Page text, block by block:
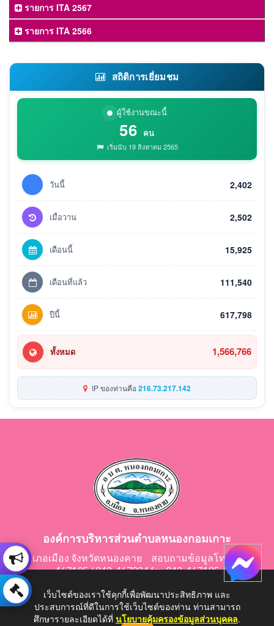
รายการ ITA 2567
รายการ ITA 2566
สถิติการเยี่ยมชม
ผู้ใช้งานขณะนี้
56 คน
เริ่มนับ 19 สิงหาคม 2565
วันนี้ 2,402
เมื่อวาน 2,502
เดือนนี้ 15,925
เดือนที่แล้ว 111,540
ปีนี้ 617,798
ทั้งหมด 1,566,766
IP ของท่านคือ216.73.217.142
องค์การบริหารส่วนตำบลหนองกอมเกาะ
อำเภอเมือง จังหวัดหนองคาย สอบถามข้อมูลโทร 042-
467195 / 042-467024 fax 042-467195
E-Mail: saraban@nongkomkor.go.th
เว็บไซต์ของเราใช้คุกกี้เพื่อพัฒนาประสิทธิภาพ และ
ประสบการณ์ที่ดีในการใช้เว็บไซต์ของท่าน ท่านสามารถ
ศึกษารายละเอียดได้ที่ นโยบายคุ้มครองข้อมูลส่วนบุคคล.